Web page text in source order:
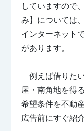
していますので
み】については
インターネット
があります。
例えば借りた
屋・南角地を得
希望条件を不動
広告前にすぐ紹